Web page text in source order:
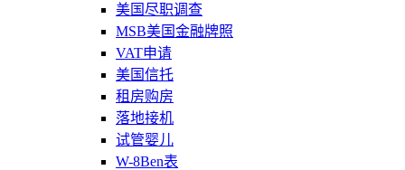
美国尽职调查
MSB美国金融牌照
VAT申请
美国信托
租房购房
落地接机
试管婴儿
W-8Ben表